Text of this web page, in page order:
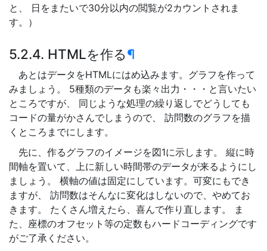
と、 日をまたいで30分以内の閲覧が2カウントされま
す。）
5.2.4. HTMLを作る¶
あとはデータをHTMLにはめ込みます。グラフを作って
みましょう。 5種類のデータも楽々出力・・・と言いたい
ところですが、 同じような処理の繰り返しでどうしても
コードの量がかさんでしまうので、 訪問数のグラフを描
くところまでにします。
先に、作るグラフのイメージを図1に示します。 縦に時
間軸を置いて、上に新しい時間帯のデータが来るようにし
ましょう。 横軸の値は固定にしています。可変にもでき
ますが、 訪問数はそんなに変化はしないので、やめてお
きます。 たくさん増えたら、喜んで作り直します。 ま
た、座標のオフセット等の定数もハードコーディングです
がご了承ください。